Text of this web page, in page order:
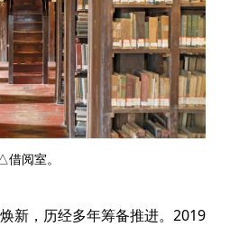
借阅室。
新，历经多年筹备推进。2019